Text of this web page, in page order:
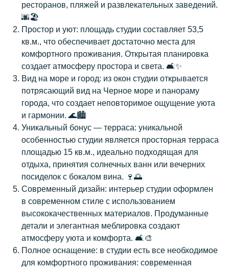
ресторанов, пляжей и развлекательных заведений.
🌆🏖️
Простор и уют: площадь студии составляет 53,5
кв.м., что обеспечивает достаточно места для
комфортного проживания. Открытая планировка
создает атмосферу простора и света. 🛋️✨
Вид на море и город: из окон студии открывается
потрясающий вид на Черное море и панораму
города, что создает неповторимое ощущение уюта
и гармонии. 🌊🏙️
Уникальный бонус — терраса: уникальной
особенностью студии является просторная терраса
площадью 15 кв.м., идеально подходящая для
отдыха, принятия солнечных ванн или вечерних
посиделок с бокалом вина. 🍷🌅
Современный дизайн: интерьер студии оформлен
в современном стиле с использованием
высококачественных материалов. Продуманные
детали и элегантная меблировка создают
атмосферу уюта и комфорта. 🛋️🎨
Полное оснащение: в студии есть все необходимое
для комфортного проживания: современная